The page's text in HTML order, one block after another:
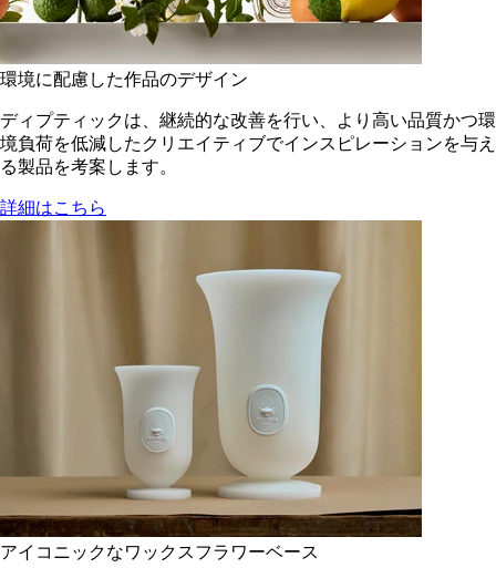
環境に配慮した作品のデザイン
ディプティックは、継続的な改善を行い、より高い品質かつ環
境負荷を低減した​クリエイティブでインスピレーションを与え
る製品を考案します。
詳細はこちら
アイコニックなワックスフラワーベース